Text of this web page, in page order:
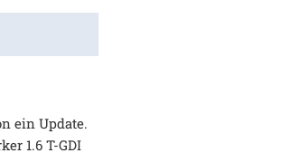
ein Update.
1.6 T-GDI